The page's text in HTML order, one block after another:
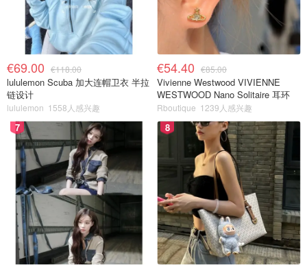
€69.00 €118.00
lululemon Scuba 加大连帽卫衣 半拉
链设计
lululemon 1558人感兴趣
€54.40 €85.00
Vivienne Westwood VIVIENNE
WESTWOOD Nano Solitaire 耳环
Rboutique 1239人感兴趣
7 8